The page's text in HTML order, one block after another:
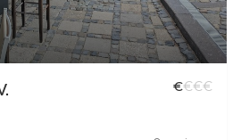
€€€€